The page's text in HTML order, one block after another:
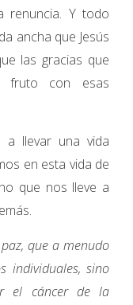
renuncia. Y todo
ancha que Jesús
las gracias que
fruto con esas
a llevar una vida
en esta vida de
que nos lleve a
que a menudo
individuales, sino
el cáncer de la